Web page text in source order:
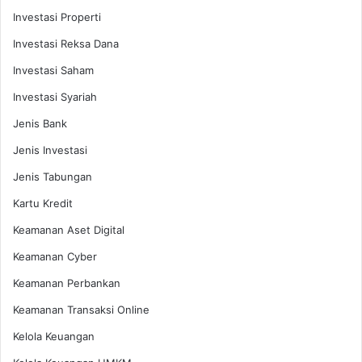
Investasi Properti
Investasi Reksa Dana
Investasi Saham
Investasi Syariah
Jenis Bank
Jenis Investasi
Jenis Tabungan
Kartu Kredit
Keamanan Aset Digital
Keamanan Cyber
Keamanan Perbankan
Keamanan Transaksi Online
Kelola Keuangan